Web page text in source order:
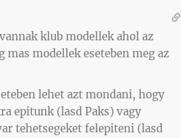
klub modellek ahol az
modellek eseteben meg az
lehet azt mondani, hogy
epitunk (lasd Paks) vagy
tehetsegeket felepiteni (lasd